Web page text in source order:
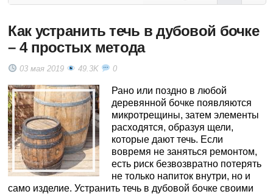
Как устранить течь в дубовой бочке
– 4 простых метода
03 мая 2019 49.3K 0
Рано или поздно в любой
деревянной бочке появляются
микротрещины, затем элементы
расходятся, образуя щели,
которые дают течь. Если
вовремя не заняться ремонтом,
есть риск безвозвратно потерять
не только напиток внутри, но и
само изделие. Устранить течь в дубовой бочке своими